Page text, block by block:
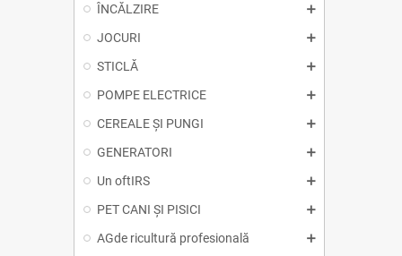
ÎNCĂLZIRE
JOCURI
STICLĂ
POMPE ELECTRICE
CEREALE ȘI PUNGI
GENERATORI
Un oftIRS
PET CANI ȘI PISICI
AGde ricultură profesională